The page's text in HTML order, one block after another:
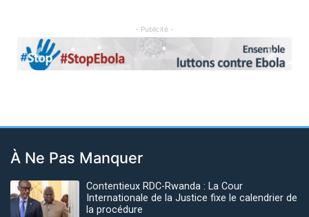
- Publicité -
Previous Next
À Ne Pas Manquer
Contentieux RDC-Rwanda : La Cour
Internationale de la Justice fixe le calendrier de
la procédure